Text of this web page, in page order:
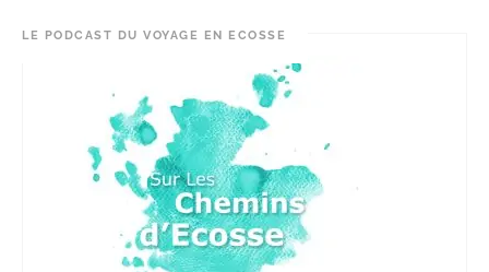
LE PODCAST DU VOYAGE EN ECOSSE